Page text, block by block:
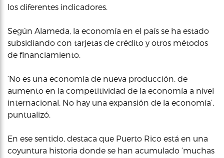
los diferentes indicadores.
Según Alameda, la economía en el país se ha estado
subsidiando con tarjetas de crédito y otros métodos
de financiamiento.
‘No es una economía de nueva producción, de
aumento en la competitividad de la economía a nivel
internacional. No hay una expansión de la economía’,
puntualizó.
En ese sentido, destaca que Puerto Rico está en una
coyuntura historia donde se han acumulado ‘muchas